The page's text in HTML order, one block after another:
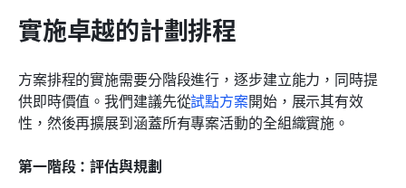
實施卓越的計劃排程
方案排程的實施需要分階段進行，逐步建立能力，同時提
供即時價值。我們建議先從試點方案開始，展示其有效
性，然後再擴展到涵蓋所有專案活動的全組織實施。
第一階段：評估與規劃